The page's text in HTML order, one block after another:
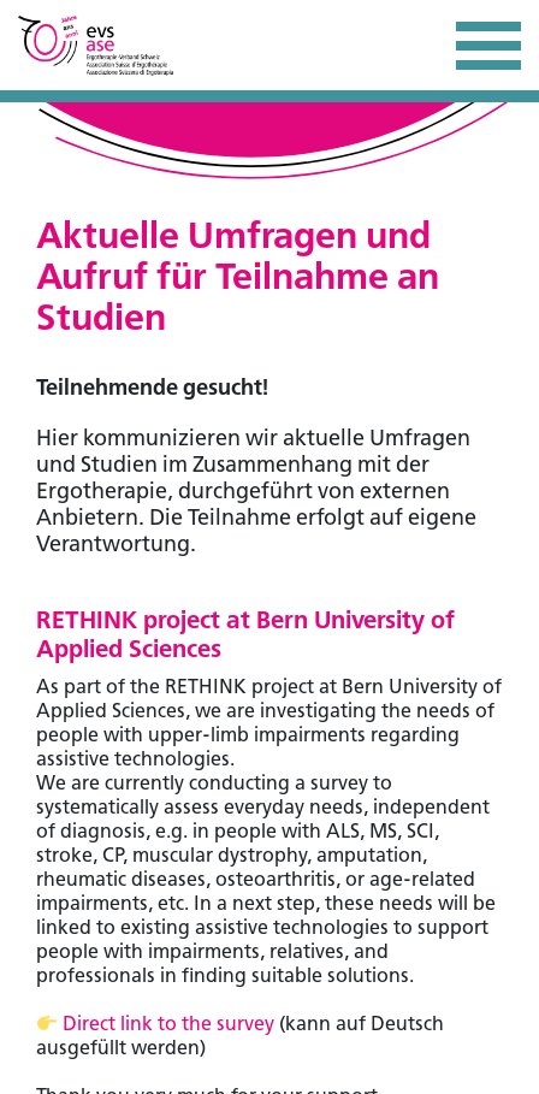
Aktuelle Umfragen und
Aufruf für Teilnahme an
Studien
Teilnehmende gesucht!
Hier kommunizieren wir aktuelle Umfragen
und Studien im Zusammenhang mit der
Ergotherapie, durchgeführt von externen
Anbietern. Die Teilnahme erfolgt auf eigene
Verantwortung.
RETHINK project at Bern University of
Applied Sciences
As part of the RETHINK project at Bern University of
Applied Sciences, we are investigating the needs of
people with upper-limb impairments regarding
assistive technologies.
We are currently conducting a survey to
systematically assess everyday needs, independent
of diagnosis, e.g. in people with ALS, MS, SCI,
stroke, CP, muscular dystrophy, amputation,
rheumatic diseases, osteoarthritis, or age-related
impairments, etc. In a next step, these needs will be
linked to existing assistive technologies to support
people with impairments, relatives, and
professionals in finding suitable solutions.
Direct link to the survey (kann auf Deutsch
ausgefüllt werden)